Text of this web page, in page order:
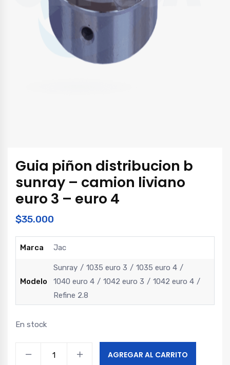
Guia piñon distribucion b
sunray – camion liviano
euro 3 – euro 4
$35.000
Marca Jac
Modelo
Sunray 1035 euro 3
1035 euro 4
1040 euro 4
1042 euro 3
1042 euro 4
Refine 2.8
En stock
AGREGAR AL CARRITO